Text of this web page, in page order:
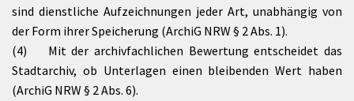
sind dienstliche Aufzeichnungen jeder Art, unabhängig von
der Form ihrer Speicherung (ArchiG NRW § 2 Abs. 1).
(4) Mit der archivfachlichen Bewertung entscheidet das
Stadtarchiv, ob Unterlagen einen bleibenden Wert haben
(ArchiG NRW § 2 Abs. 6).